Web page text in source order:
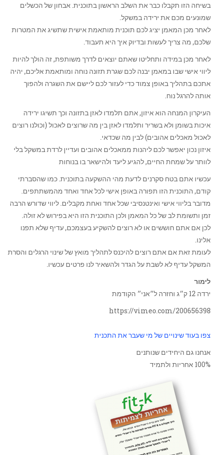
בשיחה הזו תקבלו כבר את השלב הראשון בתוכנית. אבחון של הכשלים
שמונעים מכם את ירידה במשקל.
לאחר מכן המאמן יציג לכם תוכנית מותאמת אישית שתשיג את המטרות
שלכם, מה צריך לעשות ובדיוק איך היא תעבוד.
לאחר מכן במידה ותחליטו שאתם יוצאים לדרך משותפת, זה הולך להיות
ליווי אישי שבו במאמן יבנה לכם שגרת תזונה נוחה ומותאמת אליכם, יהיה
אתכם בתהליך באופן צמוד כדי לעזור לכם ליישם את השגרה ולהפוך
אותה להרגל נוח.
העיקרון המנחה הוא איזון, אתם תלמדו לאזן בתזונה וכך תשיגו ירידה
איכות בשומן ולא בשריר ותלמדו לאזן בין מה שרוצים לאכול (וכולנו רוצים
לאכול מאכלים אהובים) לבין מה שכדאי.
איזון נכון יאפשר לכם ליהנות ממאכלים אהובים ועדיין לרדת במשקל בלי
לוותר על שמחת החיים, להגיע ליעד ולהישאר בו בנוחות
עכשיו אתם בטח סקרנים לדעת מהי ההשקעה בתוכנית. כמו שהסברתי
קודם, התוכנית הזו תפורה באופן אישי לכל אחד ואחד מהמשתתפים.
מדובר בליווי אישי ואינטנסיבי שכל אחד ואחת מקבלים. ליווי שדורש הרבה
זמן ותשומת לב של כל המאמן ולכן התוכנית הזו היא בפירוש לא זולה.
לכן אם אתם חוששים או לא רוצים להשקיע בעצמכם, עדיף שלא תפנו
אלינו.
לעומת זאת אם אתם רוצים להיכנס לתהליך מואץ של שינוי הרגלים והסרת
המשקל עדיף לא לשבת על הגדר ולהשאיר לנו פרטים עכשיו.
לימור
ירדה 12 ק״ג וחזרה ל״אני״ הקודמת
https://vimeo.com/200656398
צפו בעוד שינויים של מי שעבר את התכנית
אנחנו גם היחידים שנותנים
100% אחריות ולתמיד